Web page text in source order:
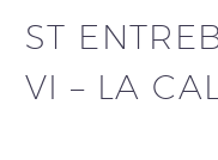
ST
VI – LA